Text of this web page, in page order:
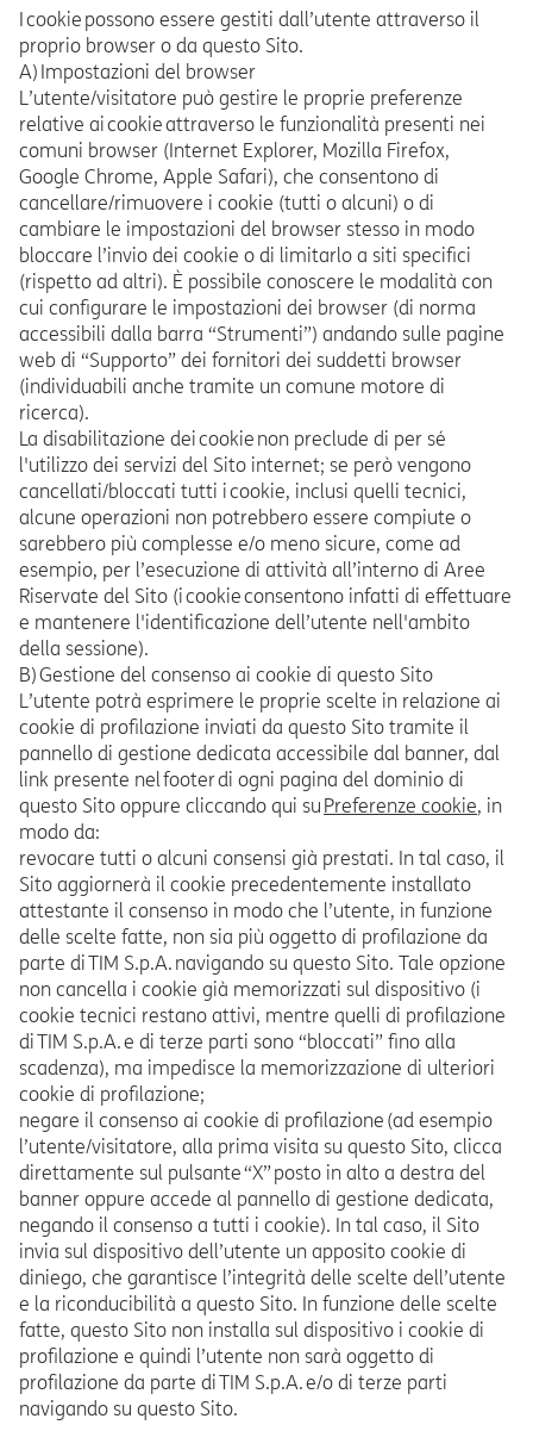
I cookie possono essere gestiti dall’utente attraverso il
proprio browser o da questo Sito.
A) Impostazioni del browser
L’utente/visitatore può gestire le proprie preferenze
relative ai cookie attraverso le funzionalità presenti nei
comuni browser (Internet Explorer, Mozilla Firefox,
Google Chrome, Apple Safari), che consentono di
cancellare/rimuovere i cookie (tutti o alcuni) o di
cambiare le impostazioni del browser stesso in modo
bloccare l’invio dei cookie o di limitarlo a siti specifici
(rispetto ad altri). È possibile conoscere le modalità con
cui configurare le impostazioni dei browser (di norma
accessibili dalla barra “Strumenti”) andando sulle pagine
web di “Supporto” dei fornitori dei suddetti browser
(individuabili anche tramite un comune motore di
ricerca).
La disabilitazione dei cookie non preclude di per sé
l'utilizzo dei servizi del Sito internet; se però vengono
cancellati/bloccati tutti i cookie, inclusi quelli tecnici,
alcune operazioni non potrebbero essere compiute o
sarebbero più complesse e/o meno sicure, come ad
esempio, per l’esecuzione di attività all’interno di Aree
Riservate del Sito (i cookie consentono infatti di effettuare
e mantenere l'identificazione dell’utente nell'ambito
della sessione).
B) Gestione del consenso ai cookie di questo Sito
L’utente potrà esprimere le proprie scelte in relazione ai
cookie di profilazione inviati da questo Sito tramite il
pannello di gestione dedicata accessibile dal banner, dal
link presente nel footer di ogni pagina del dominio di
questo Sito oppure cliccando qui su Preferenze cookie, in
modo da:
revocare tutti o alcuni consensi già prestati. In tal caso, il
Sito aggiornerà il cookie precedentemente installato
attestante il consenso in modo che l’utente, in funzione
delle scelte fatte, non sia più oggetto di profilazione da
parte di TIM S.p.A. navigando su questo Sito. Tale opzione
non cancella i cookie già memorizzati sul dispositivo (i
cookie tecnici restano attivi, mentre quelli di profilazione
di TIM S.p.A. e di terze parti sono “bloccati” fino alla
scadenza), ma impedisce la memorizzazione di ulteriori
cookie di profilazione;
negare il consenso ai cookie di profilazione (ad esempio
l’utente/visitatore, alla prima visita su questo Sito, clicca
direttamente sul pulsante “X” posto in alto a destra del
banner oppure accede al pannello di gestione dedicata,
negando il consenso a tutti i cookie). In tal caso, il Sito
invia sul dispositivo dell’utente un apposito cookie di
diniego, che garantisce l’integrità delle scelte dell’utente
e la riconducibilità a questo Sito. In funzione delle scelte
fatte, questo Sito non installa sul dispositivo i cookie di
profilazione e quindi l’utente non sarà oggetto di
profilazione da parte di TIM S.p.A. e/o di terze parti
navigando su questo Sito.